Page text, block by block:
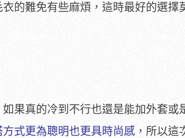
的難免有些麻煩，這時最好的選擇
果真的冷到不行也還是能加外套或
式更為聰明也更具時尚感 ，所以這